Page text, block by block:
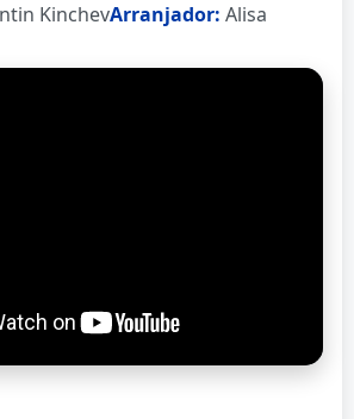
KinchevArranjador: Alisa